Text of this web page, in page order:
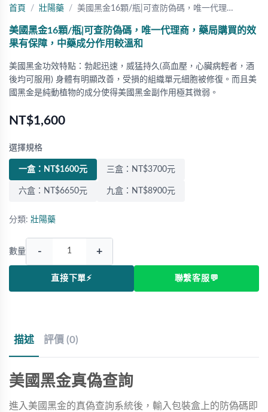
首頁 壯陽藥 美國黑金16顆/瓶|可查防偽碼，唯一代理…
美國黑金16顆/瓶|可查防偽碼，唯一代理商，藥局購買的效
果有保障，中藥成分作用較溫和
美國黑金功效特點：勃起迅速，威猛持久(高血壓，心臟病輕者，酒
後均可服用) 身體有明顯改善，受損的組織單元細胞被修復。而且美
國黑金是純動植物的成分使得美國黑金副作用極其微弱。
NT$1,600
選擇規格
一盒：NT$1600元 三盒：NT$3700元
六盒：NT$6650元 九盒：NT$8900元
分類: 壯陽藥
數量 - +
直接下單⚡ 聯繫客服💬
描述 評價 (0)
美國黑金真偽查詢
進入美國黑金的真偽查詢系統後，輸入包裝盒上的防偽碼即